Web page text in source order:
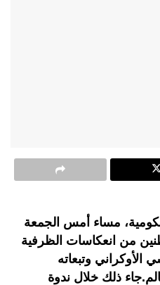
مساء أمس الجمعة
من انعكاسات الظرفية
الأوكراني وتبعاته
ذلك خلال ندوة